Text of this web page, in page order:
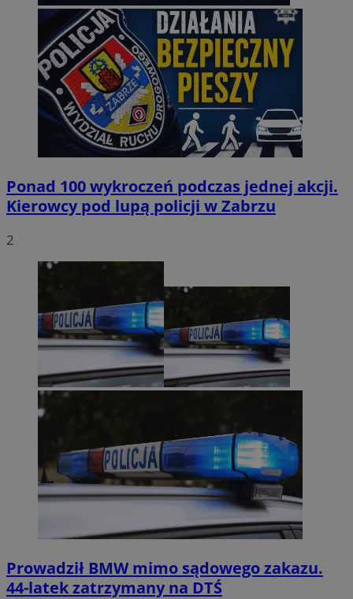
Ponad 100 wykroczeń podczas jednej akcji.
Kierowcy pod lupą policji w Zabrzu
2
Prowadził BMW mimo sądowego zakazu.
44-latek zatrzymany na DTŚ